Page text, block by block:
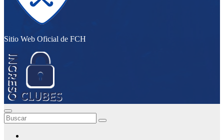
Sitio Web Oficial de FCH